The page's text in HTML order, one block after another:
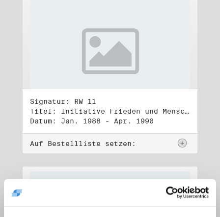
Signatur: RW 11
Titel: Initiative Frieden und Menschenrechte (1)
Datum: Jan. 1988 - Apr. 1990
Auf Bestellliste setzen: